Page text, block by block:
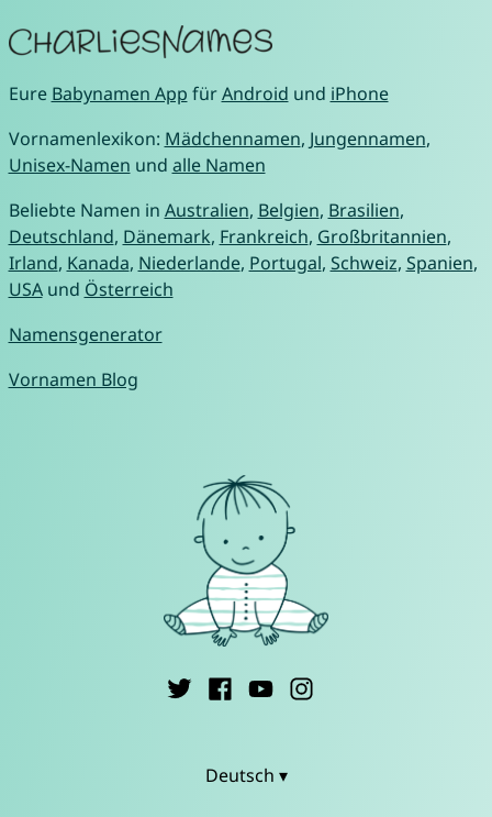
Eure Babynamen App fürAndroid und iPhone
Vornamenlexikon: Mädchennamen, Jungennamen,
Unisex-Namen und alle Namen
Beliebte Namen in Australien, Belgien, Brasilien,
Deutschland, Dänemark, Frankreich, Großbritannien,
Irland, Kanada, Niederlande, Portugal, Schweiz, Spanien,
USAund Österreich
Namensgenerator
Vornamen Blog
Deutsch ▾